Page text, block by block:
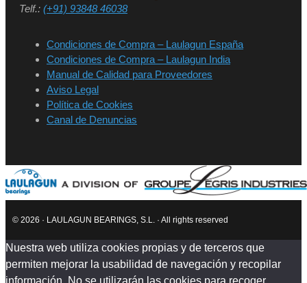
Telf.: (+91) 93848 46038
Condiciones de Compra – Laulagun España
Condiciones de Compra – Laulagun India
Manual de Calidad para Proveedores
Aviso Legal
Política de Cookies
Canal de Denuncias
© 2026 · LAULAGUN BEARINGS, S.L. · All rights reserved
Nuestra web utiliza cookies propias y de terceros que
permiten mejorar la usabilidad de navegación y recopilar